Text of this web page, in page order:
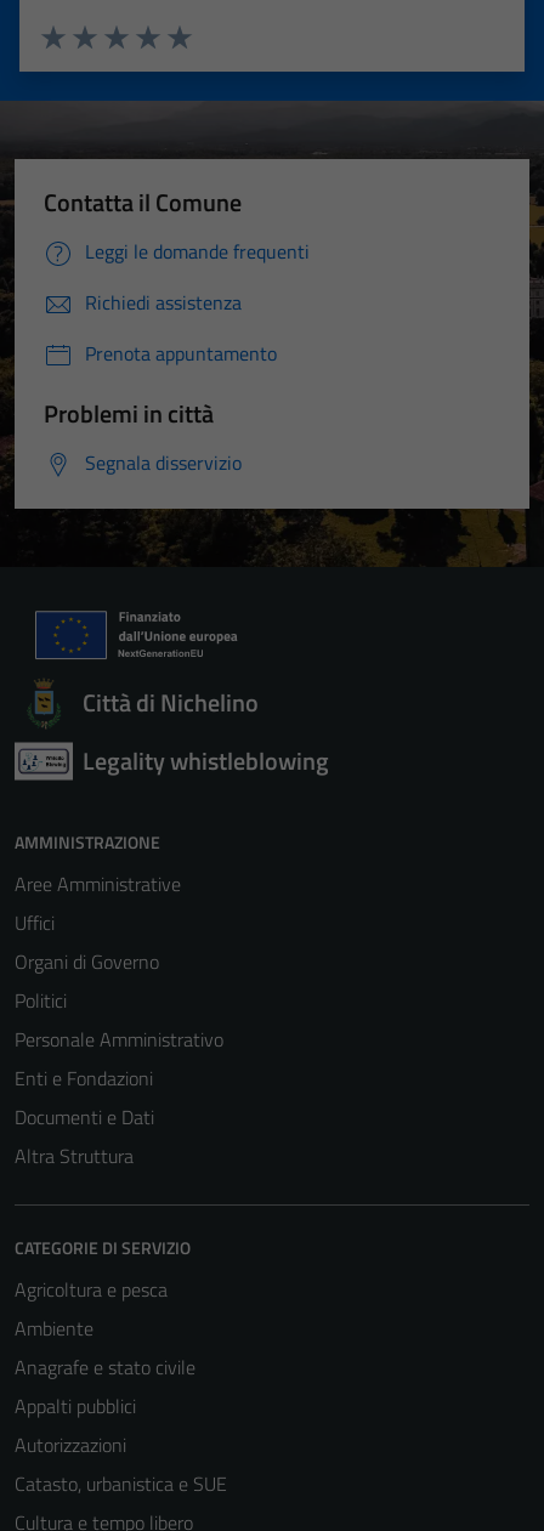
Valuta 5 stelle su 5
Valuta 4 stelle su 5
Valuta 3 stelle su 5
Valuta 2 stelle su 5
Valuta 1 stelle su 5
Contatta il Comune
Leggi le domande frequenti
Richiedi assistenza
Prenota appuntamento
Problemi in città
Segnala disservizio
Città di Nichelino
Legality whistleblowing
AMMINISTRAZIONE
Aree Amministrative
Uffici
Organi di Governo
Politici
Personale Amministrativo
Enti e Fondazioni
Documenti e Dati
Altra Struttura
CATEGORIE DI SERVIZIO
Agricoltura e pesca
Ambiente
Anagrafe e stato civile
Appalti pubblici
Autorizzazioni
Catasto, urbanistica e SUE
Cultura e tempo libero